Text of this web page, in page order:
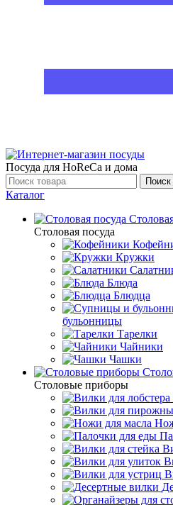
Посуда для HoReCa и дома
Поиск
Каталог
Столовая посуда
Кружки
Блюда
Блюдца
бульонницы
Тарелки
Чайники
Чашки
Cтоловые приборы